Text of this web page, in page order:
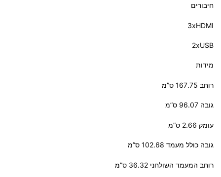
חיבורים
3xHDMI
2xUSB
מידות
רוחב 167.75 ס”מ
גובה 96.07 ס”מ
עומק 2.66 ס”מ
גובה כולל מעמד 102.68 ס”מ
רוחב המעמד השולחני 36.32 ס”מ